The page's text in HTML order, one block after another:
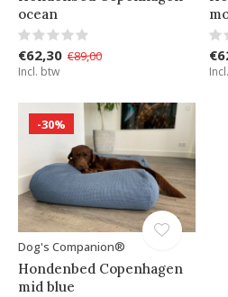
ocean
€62,30 €89,00
Incl. btw
-30%
Dog's Companion®
Hondenbed Copenhagen
mid blue